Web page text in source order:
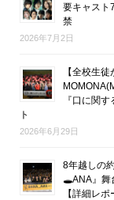
要キャスト
禁
2026年7月2日
【全校生
『口に関
ト
2026年6月29日
8年越しの
🕳ANA』舞
【詳細レポ